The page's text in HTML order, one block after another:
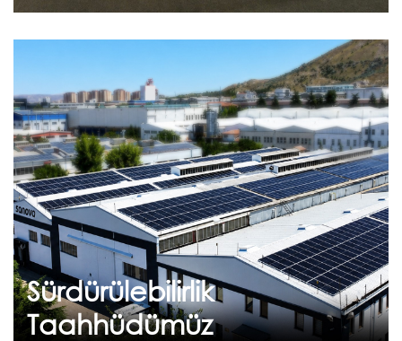
Sürdürülebilirlik
Taahhüdümüz
Haziran 24, 2026
Sürdürülebilirlik
Taahhüdümüz
Geleceğe Nefes: Flekssit Sürdürülebilirlik
Yolculuğu Flekssit olarak, çevresel
sorumluluğumuzun bilin...
Devam et